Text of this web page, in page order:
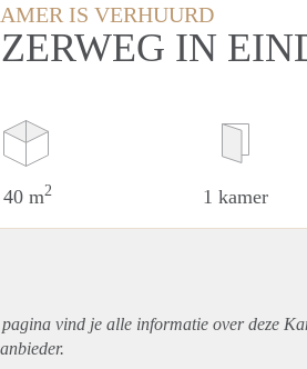
IS VERHUURD
IN
40 m2 1 kamer
pagina vind je alle informatie over deze